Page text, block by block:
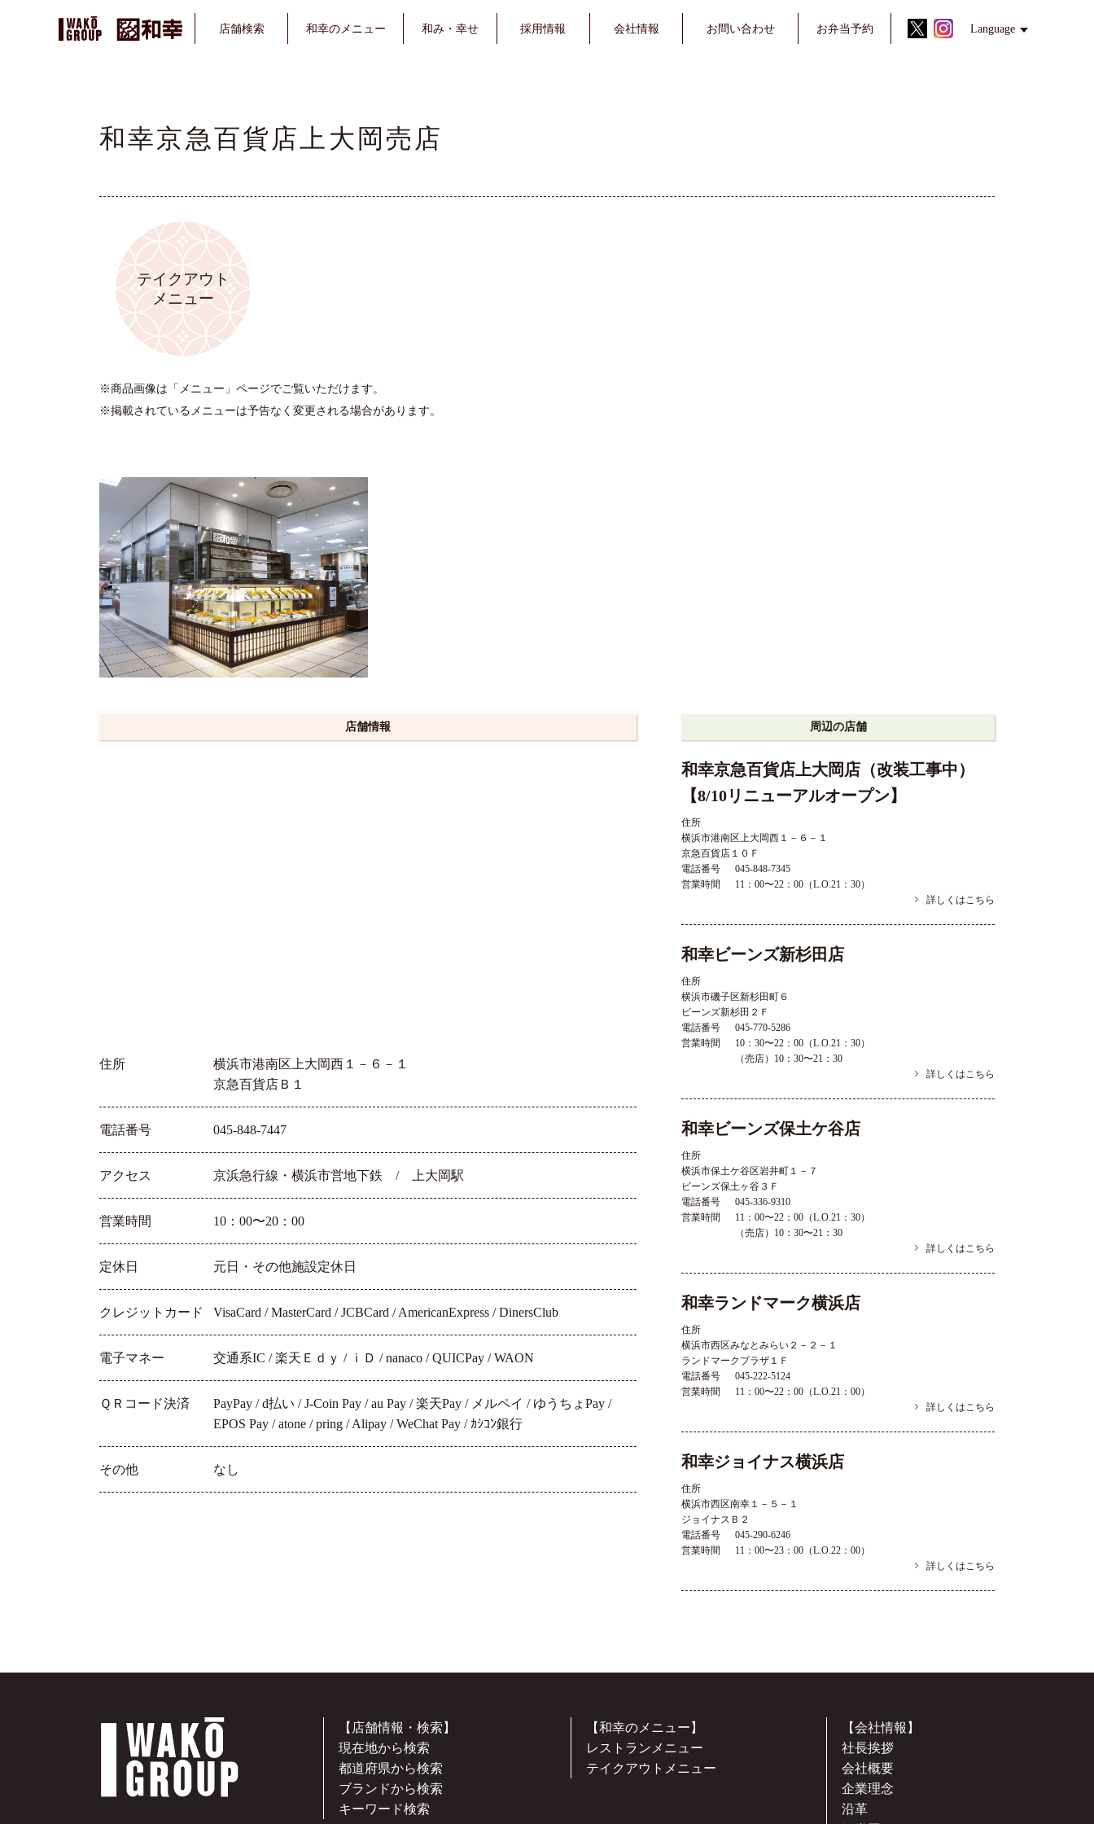
店舗検索 和幸のメニュー 和み・ 幸せ 採用情報 会社情報 お問い合わせ お弁当予約 Language
和幸京急百貨店上大岡売店
テイクアウト
メニュー
※商品画像は「メニュー」ページでご覧いただけます。
※掲載されているメニューは予告なく変更される場合があります。
店舗情報
住所
横浜市港南区上大岡西１－６－１
京急百貨店Ｂ１
電話番号 045-848-7447
アクセス 京浜急行線・横浜市営地下鉄 / 上大岡駅
営業時間 10：00〜20：00
定休日 元日・その他施設定休日
クレジットカード VisaCard / MasterCard / JCBCard / AmericanExpress / DinersClub
電子マネー 交通系IC / 楽天Ｅｄｙ / ｉＤ / nanaco / QUICPay / WAON
ＱＲコード決済
PayPay / d払い / J-Coin Pay / au Pay / 楽天Pay / メルペイ / ゆうちょPay /
EPOS Pay / atone / pring / Alipay / WeChat Pay / ｶｼｺﾝ銀行
その他 なし
周辺の店舗
和幸京急百貨店上大岡店（改装工事中）
【8/10リニューアルオープン】
住所
横浜市港南区上大岡西１－６－１
京急百貨店１０Ｆ
電話番号
045-848-7345
営業時間
11：00〜22：00（L.O.21：30）
詳しくはこちら
和幸ビーンズ新杉田店
住所
横浜市磯子区新杉田町６
ビーンズ新杉田２Ｆ
電話番号
045-770-5286
営業時間
10：30〜22：00（L.O.21：30）
（売店）10：30〜21：30
詳しくはこちら
和幸ビーンズ保土ケ谷店
住所
横浜市保土ケ谷区岩井町１－７
ビーンズ保土ヶ谷３Ｆ
電話番号
045-336-9310
営業時間
11：00〜22：00（L.O.21：30）
（売店）10：30〜21：30
詳しくはこちら
和幸ランドマーク横浜店
住所
横浜市西区みなとみらい２－２－１
ランドマークプラザ１Ｆ
電話番号
045-222-5124
営業時間
11：00〜22：00（L.O.21：00）
詳しくはこちら
和幸ジョイナス横浜店
住所
横浜市西区南幸１－５－１
ジョイナスＢ２
電話番号
045-290-6246
営業時間
11：00〜23：00（L.O.22：00）
詳しくはこちら
【店舗情報・検索】
現在地から検索
都道府県から検索
ブランドから検索
キーワード検索
【和幸のメニュー】
レストランメニュー
テイクアウトメニュー
【会社情報】
社長挨拶
会社概要
企業理念
沿革